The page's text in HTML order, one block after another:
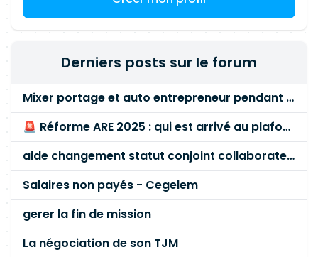
Derniers posts sur le forum
Mixer portage et auto entrepreneur pendant des années - quel risque ?
🚨 Réforme ARE 2025 : qui est arrivé au plafond des 60 % en gardant son entreprise ?
aide changement statut conjoint collaborateur
Salaires non payés - Cegelem
gerer la fin de mission
La négociation de son TJM